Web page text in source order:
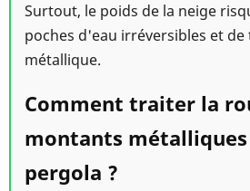
Surtout, le poids de la neige
poches d'eau irréversibles et
métallique.
Comment traiter la
montants
pergola ?